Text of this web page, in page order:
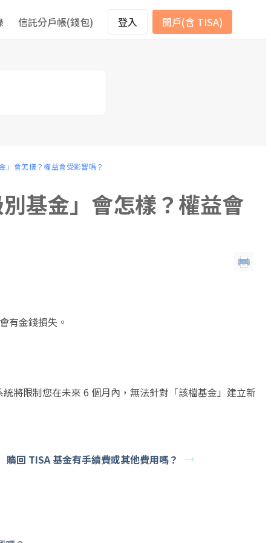
信託分戶帳(錢包) 登入 開戶(含 TISA)
」會怎樣？權益會受影響嗎？
基金」會怎樣？權益會
有金錢損失。
將限制您在未來 6 個月內，無法針對「該檔基金」建立新
贖回 TISA 基金有手續費或其他費用嗎？